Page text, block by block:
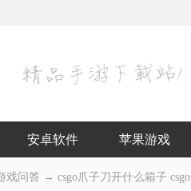
安卓软件 苹果游戏
戏问答 → csgo爪子刀开什么箱子